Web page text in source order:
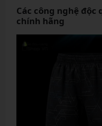
Các công nghệ độc
chính hãng